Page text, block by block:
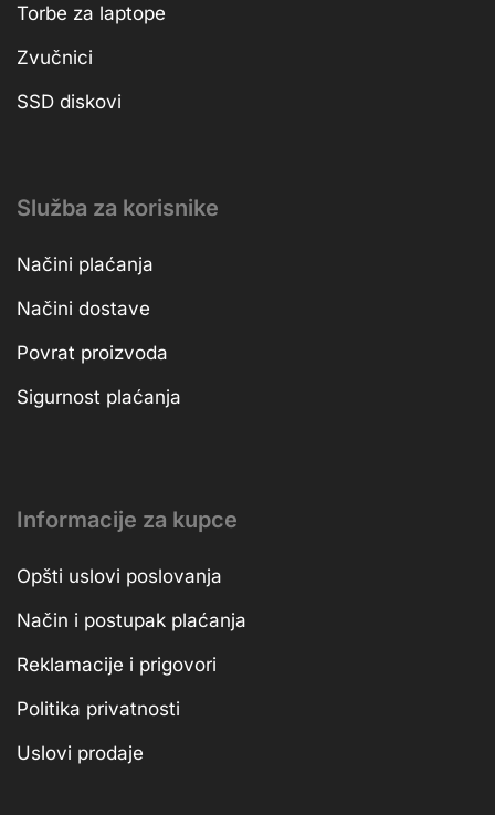
Torbe za laptope
Zvučnici
SSD diskovi
Služba za korisnike
Načini plaćanja
Načini dostave
Povrat proizvoda
Sigurnost plaćanja
Informacije za kupce
Opšti uslovi poslovanja
Način i postupak plaćanja
Reklamacije i prigovori
Politika privatnosti
Uslovi prodaje